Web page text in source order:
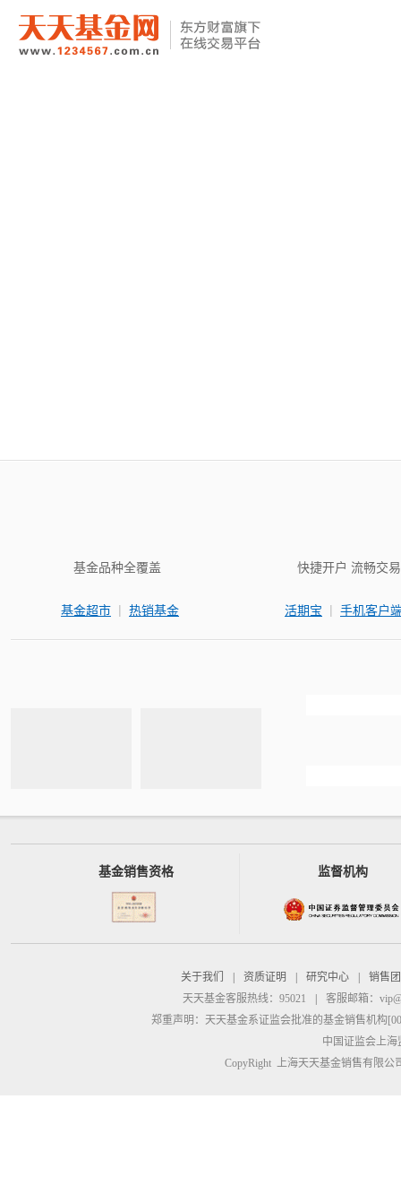
基金品种全覆盖
基金超市 | 热销基金
快捷开户 流畅交易
活期宝 | 手机客户
基金销售资格 监督机构
关于我们 资质证明 研究中心
销售
天天基金客服热线：95021
客服邮箱：
郑重声明： 天天基金系证监会批准的基金销售机构
中国证监会上
CopyRight 上海天天基金销售有限